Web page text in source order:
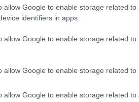
allow Google to enable storage related to
identifiers in apps.
allow Google to enable storage related
allow Google to enable storage related to
allow Google to enable storage related to